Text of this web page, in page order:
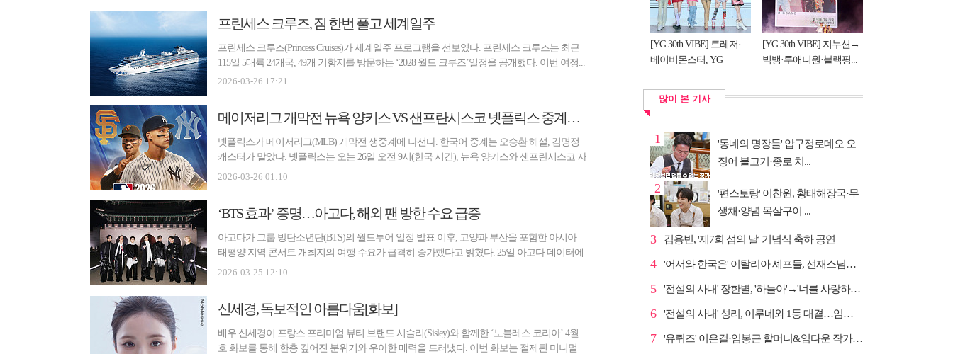
프린세스 크루즈, 짐 한번 풀고 세계일주
프린세스 크루즈(Princess Cruises)가 세계일주 프로그램을 선보였다. 프린세스 크루즈는 최근
115일 5대륙 24개국, 49개 기항지를 방문하는 ‘2028 월드 크루즈’일정을 공개했다. 이번 여정...
2026-03-26 17:21
메이저리그 개막전 뉴욕 양키스 VS 샌프란시스코 넷플릭스 중계…오승환 해설위원
넷플릭스가 메이저리그(MLB) 개막전 생중계에 나선다. 한국어 중계는 오승환 해설, 김명정
캐스터가 맡았다. 넷플릭스는 오는 26일 오전 9시(한국 시간), 뉴욕 양키스와 샌프란시스코 자
이언...
2026-03-26 01:10
‘BTS 효과’ 증명…아고다, 해외 팬 방한 수요 급증
아고다가 그룹 방탄소년단(BTS)의 월드투어 일정 발표 이후, 고양과 부산을 포함한 아시아
태평양 지역 콘서트 개최지의 여행 수요가 급격히 증가했다고 밝혔다. 25일 아고다 데이터에
따르...
2026-03-25 12:10
신세경, 독보적인 아름다움[화보]
배우 신세경이 프랑스 프리미엄 뷰티 브랜드 시슬리(Sisley)와 함께한 ‘노블레스 코리아’ 4월
호 화보를 통해 한층 깊어진 분위기와 우아한 매력을 드러냈다. 이번 화보는 절제된 미니멀
[YG 30th VIBE] 트레저·
베이비몬스터, YG
[YG 30th VIBE] 지누션→
빅뱅·투애니원·블랙핑...
많이 본 기사
1
'동네의 명장들' 압구정로데오 오
징어 불고기·종로 치...
2
'편스토랑' 이찬원, 황태해장국·무
생채·양념 목살구이 ...
3 김용빈, '제7회 섬의 날' 기념식 축하 공연
4 '어서와 한국은' 이탈리아 셰프들, 선재스님→라연 차도...
5 '전설의 사내' 장한별, '하늘아'→'너를 사랑하고도' 명...
6 '전설의 사내' 성리, 이루네와 1등 대결…임영웅 '보금...
7 '유퀴즈' 이은결·임봉근 할머니&임다운 작가·이승철, '...